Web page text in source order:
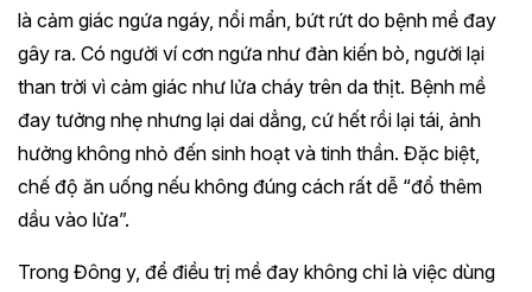
là cảm giác ngứa ngáy, nổi mẩn, bứt rứt do bệnh mề đay
gây ra. Có người ví cơn ngứa như đàn kiến bò, người lại
than trời vì cảm giác như lửa cháy trên da thịt. Bệnh mề
đay tưởng nhẹ nhưng lại dai dẳng, cứ hết rồi lại tái, ảnh
hưởng không nhỏ đến sinh hoạt và tinh thần. Đặc biệt,
chế độ ăn uống nếu không đúng cách rất dễ “đổ thêm
dầu vào lửa”.
Trong Đông y, để điều trị mề đay không chỉ là việc dùng